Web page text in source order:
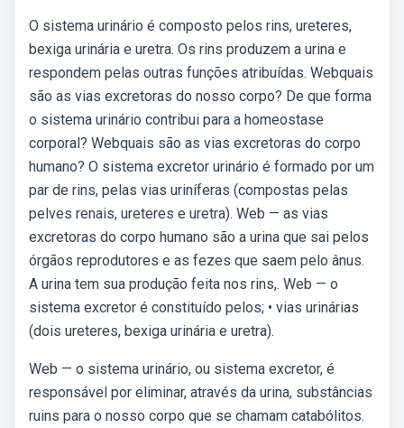
O sistema urinário é composto pelos rins, ureteres,
bexiga urinária e uretra. Os rins produzem a urina e
respondem pelas outras funções atribuídas. Webquais
são as vias excretoras do nosso corpo? De que forma
o sistema urinário contribui para a homeostase
corporal? Webquais são as vias excretoras do corpo
humano? O sistema excretor urinário é formado por um
par de rins, pelas vias uriníferas (compostas pelas
pelves renais, ureteres e uretra). Web — as vias
excretoras do corpo humano são a urina que sai pelos
órgãos reprodutores e as fezes que saem pelo ânus.
A urina tem sua produção feita nos rins,. Web — o
sistema excretor é constituído pelos; • vias urinárias
(dois ureteres, bexiga urinária e uretra).
Web — o sistema urinário, ou sistema excretor, é
responsável por eliminar, através da urina, substâncias
ruins para o nosso corpo que se chamam catabólitos.